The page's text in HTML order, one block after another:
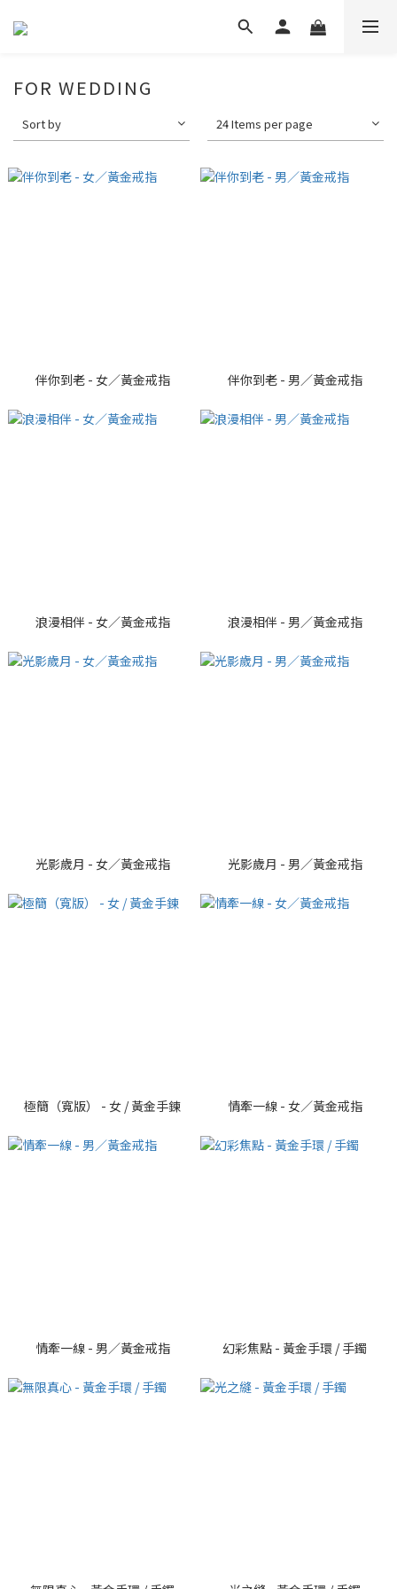
FOR WEDDING
Sort by 24 Items per page
伴你到老 - 女／黃金戒指 伴你到老 - 男／黃金戒指
浪漫相伴 - 女／黃金戒指 浪漫相伴 - 男／黃金戒指
光影歲月 - 女／黃金戒指 光影歲月 - 男／黃金戒指
極簡（寬版） - 女 / 黃金手鍊 情牽一線 - 女／黃金戒指
情牽一線 - 男／黃金戒指 幻彩焦點 - 黃金手環 / 手鐲